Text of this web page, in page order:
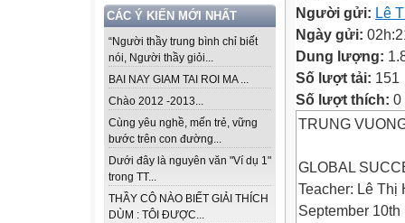
CÁC Ý KIẾN MỚI NHẤT
“Người thầy trung bình chỉ biết
nói, Người thầy giỏi...
BAI NAY GIAM TAI ROI MA ...
Chào 2012 -2013...
Cùng yêu nghề, mến trẻ, vững
bước trên con đường...
Dưới đây là nguyên văn "Ví dụ 1"
trong TT...
THẦY CÔ NÀO BIẾT GIẢI THÍCH
DÙM : TÔI ĐƯỢC...
Người gửi: Lê
Ngày gửi:
Dung lượng:
Số lượt tải: 151
Số lượt thích: 0
TRUNG
GLOBAL
Teacher: Lê Thị
September 10th